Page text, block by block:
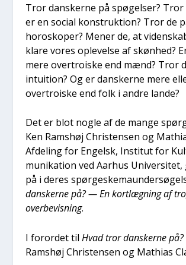
Tror dan­sker­ne på spø­gel­ser? Tror
er en soci­al kon­struk­tion? Tror de
hor­osko­per? Mener de, at
kla­re vores ople­vel­se af skøn­hed?
mere over­troi­ske end mænd? Tror
intu­i­tion? Og er dan­sker­ne mere
over­troi­ske end folk i andre lan­de?
Det er blot nog­le af de man­ge
Ken Rams­høj Chri­sten­sen og
Afde­ling for Engelsk, Insti­tut for
mu­ni­ka­tion ved Aar­hus Uni­ver­si­tet,
på i deres
dan­sker­ne på? — En kort­læg­ning af
over­be­vis­ning.
I for­or­det til Hvad tror dan­sker­ne på?
Rams­høj Chri­sten­sen og Mat­hi­as